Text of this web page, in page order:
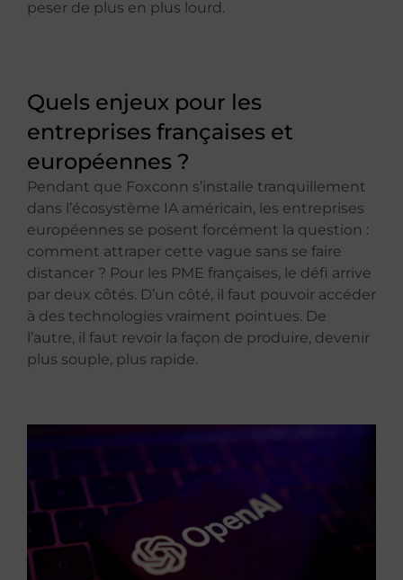
peser de plus en plus lourd.
Quels enjeux pour les
entreprises françaises et
européennes ?
Pendant que Foxconn s’installe tranquillement
dans l’écosystème IA américain, les entreprises
européennes se posent forcément la question :
comment attraper cette vague sans se faire
distancer ? Pour les PME françaises, le défi arrive
par deux côtés. D’un côté, il faut pouvoir accéder
à des technologies vraiment pointues. De
l’autre, il faut revoir la façon de produire, devenir
plus souple, plus rapide.